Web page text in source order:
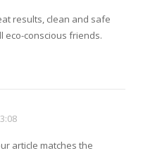
results, clean and safe
eco-conscious friends.
article matches the